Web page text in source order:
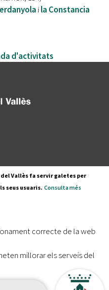
ila Constancia
d'activitats
de dades
Vallès fa servir galetes per
seus usuaris. Consulta més
correcte de la web
millorar els serveis del